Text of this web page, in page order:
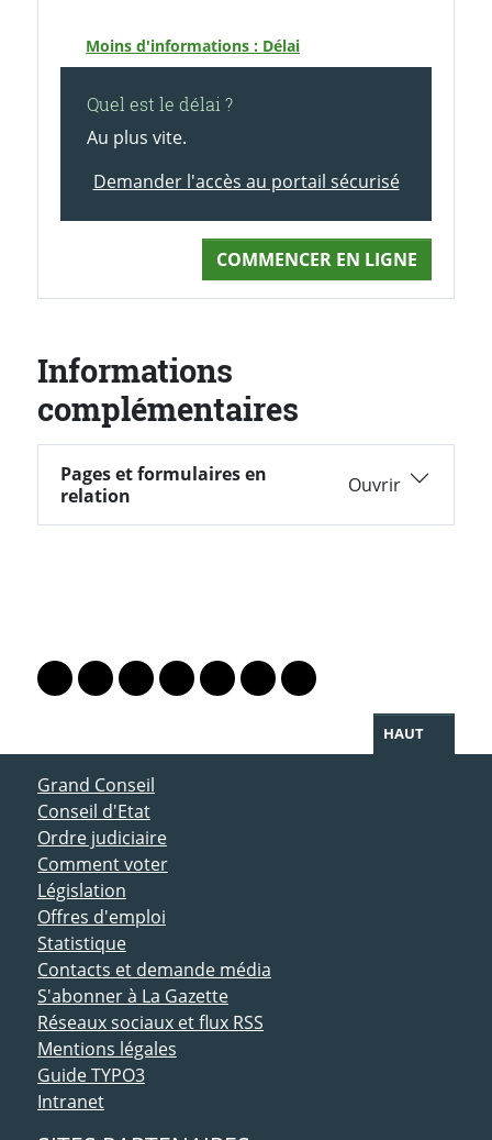
Moins d'informations : Délai
Quel est le délai ?
Au plus vite.
Demander l'accès au portail sécurisé
COMMENCER EN LIGNE
Informations
complémentaires
Pages et formulaires en relation
Pages et formulaires en
relation
Lien vers le profil Mastodon
Lien vers le profil Bluesky
Lien vers le profil Instagram
Lien vers le profil Linkedin
Lien vers le profil Facebook
Lien vers le profil Twitter
Partager par WhatsApp
HAUT
ACCÈS DIRECT
Grand Conseil
Conseil d'Etat
Ordre judiciaire
Comment voter
Législation
Offres d'emploi
Statistique
Contacts et demande média
S'abonner à La Gazette
Réseaux sociaux et flux RSS
Mentions légales
Guide TYPO3
Intranet